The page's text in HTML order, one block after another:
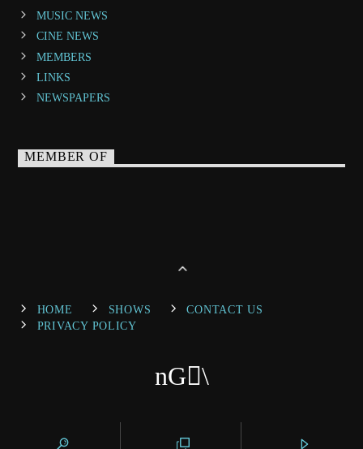
MUSIC NEWS
CINE NEWS
MEMBERS
LINKS
NEWSPAPERS
MEMBER OF
HOME SHOWS
CONTACT US
PRIVACY POLICY